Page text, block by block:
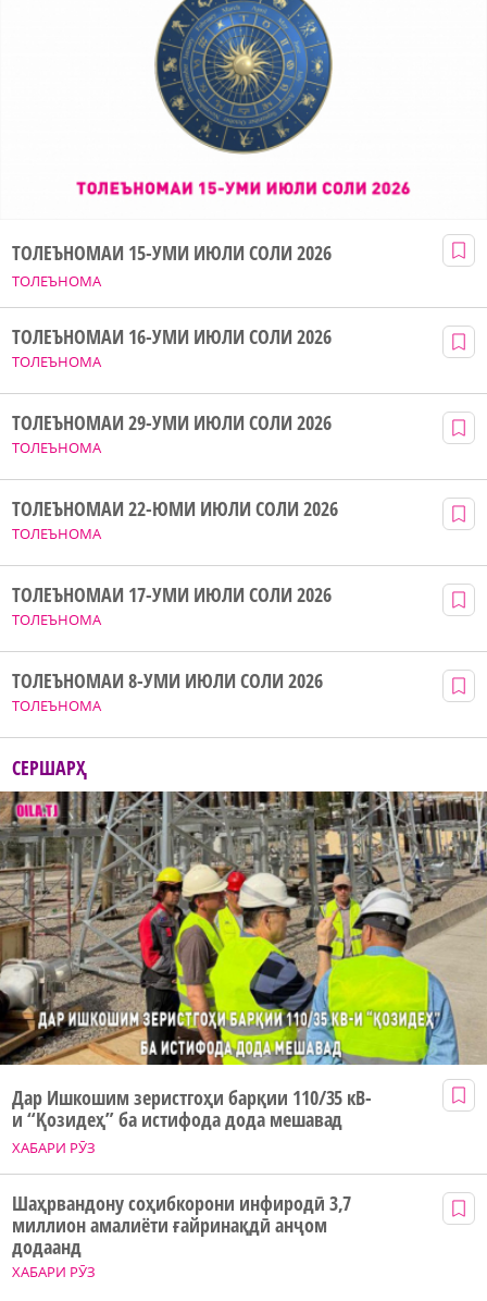
ТОЛЕЪНОМА
ТОЛЕЪНОМАИ 15-УМИ ИЮЛИ СОЛИ 2026
ТОЛЕЪНОМА
ТОЛЕЪНОМАИ 16-УМИ ИЮЛИ СОЛИ 2026
ТОЛЕЪНОМА
ТОЛЕЪНОМАИ 29-УМИ ИЮЛИ СОЛИ 2026
ТОЛЕЪНОМА
ТОЛЕЪНОМАИ 22-ЮМИ ИЮЛИ СОЛИ 2026
ТОЛЕЪНОМА
ТОЛЕЪНОМАИ 17-УМИ ИЮЛИ СОЛИ 2026
ТОЛЕЪНОМА
ТОЛЕЪНОМАИ 8-УМИ ИЮЛИ СОЛИ 2026
СЕРШАРҲ
ХАБАРИ РӮЗ
Дар Ишкошим зеристгоҳи барқии 110/35 кВ-
и “Қозидеҳ” ба истифода дода мешавад
ХАБАРИ РӮЗ
Шаҳрвандону соҳибкорони инфиродӣ 3,7
миллион амалиёти ғайринақдӣ анҷом
додаанд